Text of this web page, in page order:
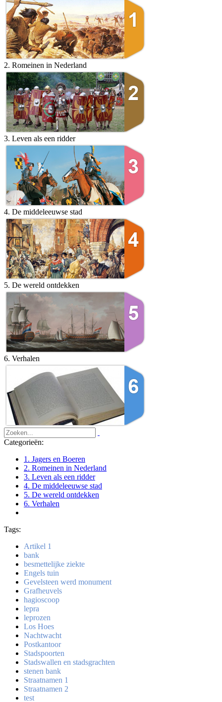
2. Romeinen in Nederland
3. Leven als een ridder
4. De middeleeuwse stad
5. De wereld ontdekken
6. Verhalen
Categorieën:
1. Jagers en Boeren
2. Romeinen in Nederland
3. Leven als een ridder
4. De middeleeuwse stad
5. De wereld ontdekken
6. Verhalen
Tags:
Artikel 1
bank
besmettelijke ziekte
Engels tuin
Gevelsteen werd monument
Grafheuvels
hagioscoop
lepra
leprozen
Los Hoes
Nachtwacht
Postkantoor
Stadspoorten
Stadswallen en stadsgrachten
stenen bank
Straatnamen 1
Straatnamen 2
test